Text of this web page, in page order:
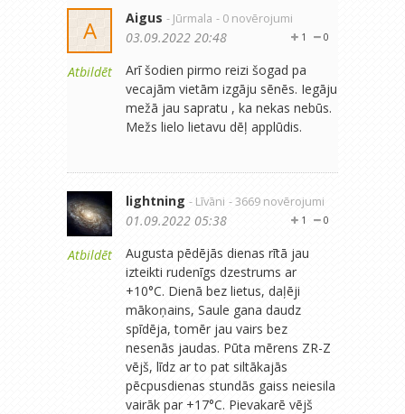
A
Atbildēt
Aigus - Jūrmala - 0 novērojumi
0
1
03.09.2022 20:48
Arī šodien pirmo reizi šogad pa
vecajām vietām izgāju sēnēs. Iegāju
mežā jau sapratu , ka nekas nebūs.
Mežs lielo lietavu dēļ applūdis.
Atbildēt
lightning - Līvāni - 3669 novērojumi
0
1
01.09.2022 05:38
Augusta pēdējās dienas rītā jau
izteikti rudenīgs dzestrums ar
+10°C. Dienā bez lietus, daļēji
mākoņains, Saule gana daudz
spīdēja, tomēr jau vairs bez
nesenās jaudas. Pūta mērens ZR-Z
vējš, līdz ar to pat siltākajās
pēcpusdienas stundās gaiss neiesila
vairāk par +17°C. Pievakarē vējš